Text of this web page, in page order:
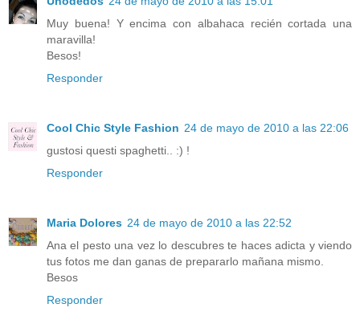
Muy buena! Y encima con albahaca recién cortada una
maravilla!
Besos!
Responder
Cool Chic Style Fashion 24 de mayo de 2010 a las 22:06
gustosi questi spaghetti.. :) !
Responder
Maria Dolores 24 de mayo de 2010 a las 22:52
Ana el pesto una vez lo descubres te haces adicta y viendo
tus fotos me dan ganas de prepararlo mañana mismo.
Besos
Responder